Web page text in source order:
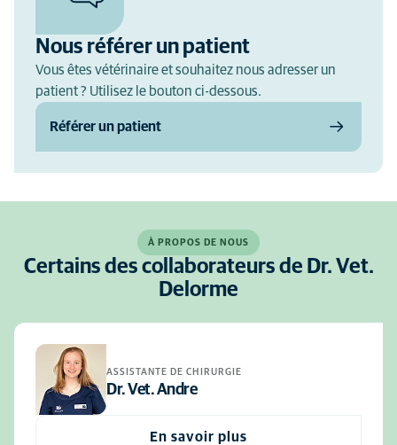
Nous référer un patient
Vous êtes vétérinaire et souhaitez nous adresser un
patient ? Utilisez le bouton ci-dessous.
Référer un patient
À PROPOS DE NOUS
Certains des collaborateurs de Dr. Vet.
Delorme
ASSISTANTE DE CHIRURGIE
Dr. Vet. Andre
En savoir plus